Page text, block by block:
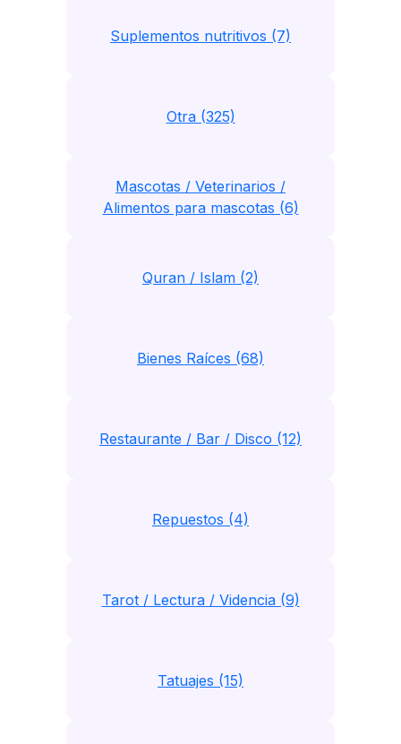
Suplementos nutritivos (7)
Otra (325)
Mascotas / Veterinarios /
Alimentos para mascotas (6)
Quran / Islam (2)
Bienes Raíces (68)
Restaurante / Bar / Disco (12)
Repuestos (4)
Tarot / Lectura / Videncia (9)
Tatuajes (15)